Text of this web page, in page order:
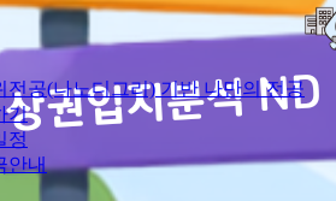
전공(나노디그리) 기반 나만의 전공
기
정
안내